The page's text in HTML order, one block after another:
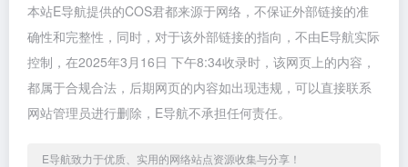
本站E导航提供的COS君都来源于网络，不保证外部链接的准
确性和完整性，同时，对于该外部链接的指向，不由E导航实际
控制，在2025年3月16日 下午8:34收录时，该网页上的内容，
都属于合规合法，后期网页的内容如出现违规，可以直接联系
网站管理员进行删除，E导航不承担任何责任。
E导航致力于优质、实用的网络站点资源收集与分享！